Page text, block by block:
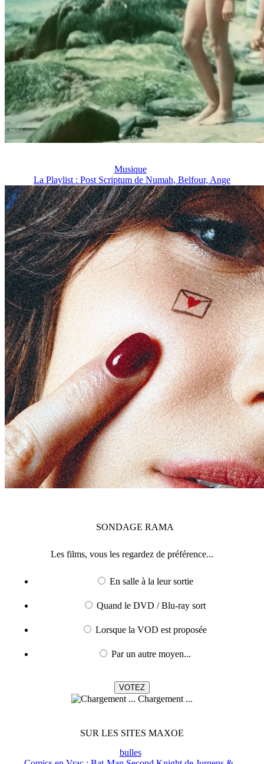
Musique
La Playlist : Post Scriptum de Numah, Belfour, Ange
SONDAGE RAMA
Les films, vous les regardez de préférence...
En salle à la leur sortie
Quand le DVD / Blu-ray sort
Lorsque la VOD est proposée
Par un autre moyen...
Chargement ...
SUR LES SITES MAXOE
bulles